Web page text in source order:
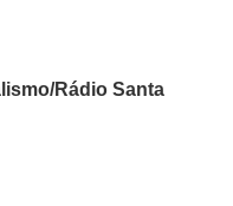
Rádio Santa